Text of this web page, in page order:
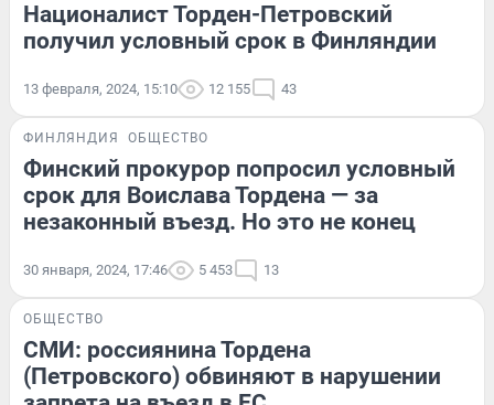
Националист Торден-Петровский
получил условный срок в Финляндии
13 февраля, 2024, 15:10 12 155 43
ФИНЛЯНДИЯ ОБЩЕСТВО
Финский прокурор попросил условный
срок для Воислава Тордена — за
незаконный въезд. Но это не конец
30 января, 2024, 17:46 5 453 13
ОБЩЕСТВО
СМИ: россиянина Тордена
(Петровского) обвиняют в нарушении